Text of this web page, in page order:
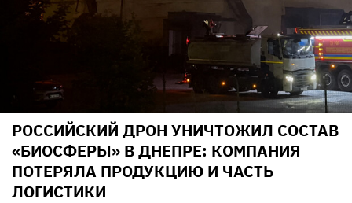
РОССИЙСКИЙ ДРОН УНИЧТОЖИЛ СОСТАВ
«БИОСФЕРЫ» В ДНЕПРЕ: КОМПАНИЯ
ПОТЕРЯЛА ПРОДУКЦИЮ И ЧАСТЬ
ЛОГИСТИКИ